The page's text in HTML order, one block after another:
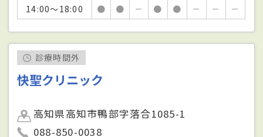
14:00～18:00
● ● － ● ● － － －
診療時間外
快聖クリニック
高知県高知市鴨部字落合1085-1
088-850-0038